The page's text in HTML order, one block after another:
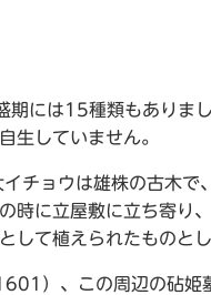
期には15種類もありま
生していません。
チョウは雄株の古木
時に立屋敷に立ち寄り
して植えられたものと
）、この周辺の砧姫